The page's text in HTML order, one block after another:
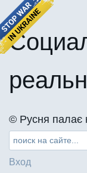
©️ Русня палає
Вход